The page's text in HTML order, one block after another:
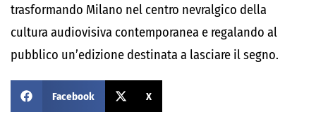
trasformando Milano nel centro nevralgico della
cultura audiovisiva contemporanea e regalando al
pubblico un’edizione destinata a lasciare il segno.
Facebook X